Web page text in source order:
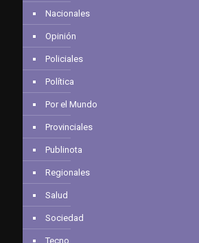
Nacionales
Opinión
Policiales
Política
Por el Mundo
Provinciales
Publinota
Regionales
Salud
Sociedad
Tecno